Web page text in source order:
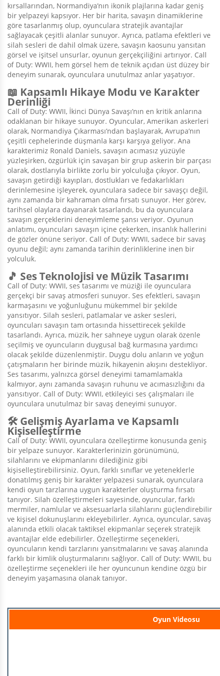
kırsallarından, Normandiya’nın ikonik plajlarına kadar geniş
bir yelpazeyi kapsıyor. Her bir harita, savaşın dinamiklerine
göre tasarlanmış olup, oyunculara stratejik avantajlar
sağlayacak çeşitli alanlar sunuyor. Ayrıca, patlama efektleri ve
silah sesleri de dahil olmak üzere, savaşın kaosunu yansıtan
görsel ve işitsel unsurlar, oyunun gerçekçiliğini artırıyor. Call
of Duty: WWII, hem görsel hem de teknik açıdan üst düzey bir
deneyim sunarak, oyunculara unutulmaz anlar yaşatıyor.
📖 Kapsamlı Hikaye Modu ve Karakter
Derinliği
Call of Duty: WWII, İkinci Dünya Savaşı’nın en kritik anlarına
odaklanan bir hikaye sunuyor. Oyuncular, Amerikan askerleri
olarak, Normandiya Çıkarması’ndan başlayarak, Avrupa’nın
çeşitli cephelerinde düşmanla karşı karşıya geliyor. Ana
karakterimiz Ronald Daniels, savaşın acımasız yüzüyle
yüzleşirken, özgürlük için savaşan bir grup askerin bir parçası
olarak, dostlarıyla birlikte zorlu bir yolculuğa çıkıyor. Oyun,
savaşın getirdiği kayıpları, dostlukları ve fedakarlıkları
derinlemesine işleyerek, oyunculara sadece bir savaşçı değil,
aynı zamanda bir kahraman olma fırsatı sunuyor. Her görev,
tarihsel olaylara dayanarak tasarlandı, bu da oyunculara
savaşın gerçeklerini deneyimleme şansı veriyor. Oyunun
anlatımı, oyuncuları savaşın içine çekerken, insanlık hallerini
de gözler önüne seriyor. Call of Duty: WWII, sadece bir savaş
oyunu değil; aynı zamanda tarihin derinliklerine inen bir
yolculuk.
🎵 Ses Teknolojisi ve Müzik Tasarımı
Call of Duty: WWII, ses tasarımı ve müziği ile oyunculara
gerçekçi bir savaş atmosferi sunuyor. Ses efektleri, savaşın
karmaşasını ve yoğunluğunu mükemmel bir şekilde
yansıtıyor. Silah sesleri, patlamalar ve asker sesleri,
oyuncuları savaşın tam ortasında hissettirecek şekilde
tasarlandı. Ayrıca, müzik, her sahneye uygun olarak özenle
seçilmiş ve oyuncuların duygusal bağ kurmasına yardımcı
olacak şekilde düzenlenmiştir. Duygu dolu anların ve yoğun
çatışmaların her birinde müzik, hikayenin akışını destekliyor.
Ses tasarımı, yalnızca görsel deneyimi tamamlamakla
kalmıyor, aynı zamanda savaşın ruhunu ve acımasızlığını da
yansıtıyor. Call of Duty: WWII, etkileyici ses çalışmaları ile
oyunculara unutulmaz bir savaş deneyimi sunuyor.
🛠️ Gelişmiş Ayarlama ve Kapsamlı
Kişiselleştirme
Call of Duty: WWII, oyunculara özelleştirme konusunda geniş
bir yelpaze sunuyor. Karakterlerinizin görünümünü,
silahlarını ve ekipmanlarını dilediğiniz gibi
kişiselleştirebilirsiniz. Oyun, farklı sınıflar ve yeteneklerle
donatılmış geniş bir karakter yelpazesi sunarak, oyunculara
kendi oyun tarzlarına uygun karakterler oluşturma fırsatı
tanıyor. Silah özelleştirmeleri sayesinde, oyuncular, farklı
mermiler, namlular ve aksesuarlarla silahlarını güçlendirebilir
ve kişisel dokunuşlarını ekleyebilirler. Ayrıca, oyuncular, savaş
alanında etkili olacak taktiksel ekipmanlar seçerek stratejik
avantajlar elde edebilirler. Özelleştirme seçenekleri,
oyuncuların kendi tarzlarını yansıtmalarını ve savaş alanında
farklı bir kimlik oluşturmalarını sağlıyor. Call of Duty: WWII, bu
özelleştirme seçenekleri ile her oyuncunun kendine özgü bir
deneyim yaşamasına olanak tanıyor.
Oyun Videosu